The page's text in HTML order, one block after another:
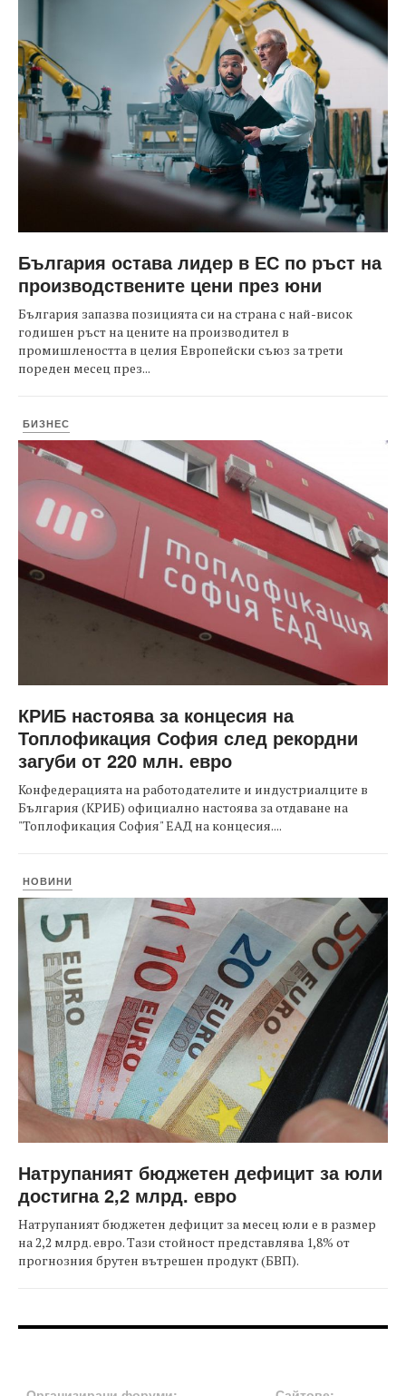
България остава лидер в ЕС по ръст на
производствените цени през юни
България запазва позицията си на страна с най-висок
годишен ръст на цените на производител в
промишлеността в целия Европейски съюз за трети
пореден месец през...
БИЗНЕС
КРИБ настоява за концесия на
Топлофикация София след рекордни
загуби от 220 млн. евро
Конфедерацията на работодателите и индустриалците в
България (КРИБ) официално настоява за отдаване на
"Топлофикация София" ЕАД на концесия....
НОВИНИ
Натрупаният бюджетен дефицит за юли
достигна 2,2 млрд. евро
Натрупаният бюджетен дефицит за месец юли е в размер
на 2,2 млрд. евро. Тази стойност представлява 1,8% от
прогнозния брутен вътрешен продукт (БВП).